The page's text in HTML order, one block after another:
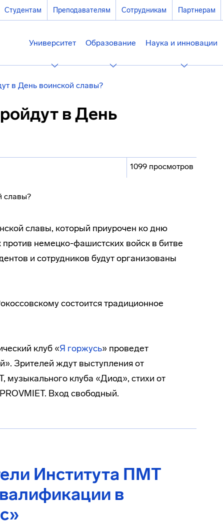
Студентам Преподавателям Сотрудникам Партнерам
Университет Образование Наука и инновации
в День воинской славы?
в День
1099 просмотров
славы, который приурочен ко дню
против немецко-фашистских войск в битве
и сотрудников будут организованы
состоится традиционное
клуб «Я горжусь» проведет
Зрителей ждут выступления от
музыкального клуба «Диод», стихи от
Вход свободный.
Института ПМТ
в